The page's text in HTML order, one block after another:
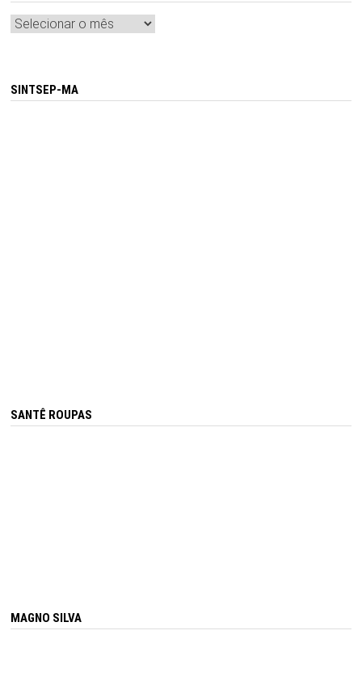
Arquivos
SINTSEP-MA
SANTÊ ROUPAS
MAGNO SILVA